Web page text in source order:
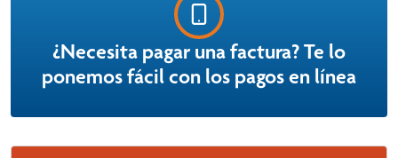
¿Necesita pagar una factura? Te lo
ponemos fácil con los pagos en línea